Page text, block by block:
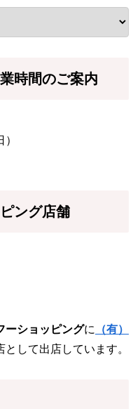
時間のご案内
ング店舗
ーショッピングに
（有）
して出店しています。